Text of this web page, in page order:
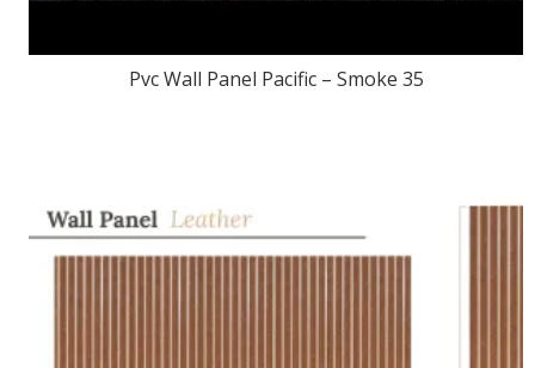
Pvc Wall Panel Pacific – Smoke 35